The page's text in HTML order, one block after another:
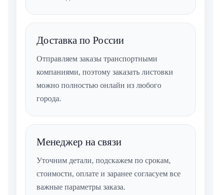
Доставка по России
Отправляем заказы транспортными
компаниями, поэтому заказать листовки
можно полностью онлайн из любого
города.
Менеджер на связи
Уточним детали, подскажем по срокам,
стоимости, оплате и заранее согласуем все
важные параметры заказа.